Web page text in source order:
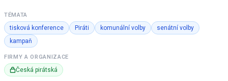
TÉMATA
tisková konference Piráti komunální volby
senátní volby
kampaň
FIRMY A ORGANIZACE
Česká pirátská